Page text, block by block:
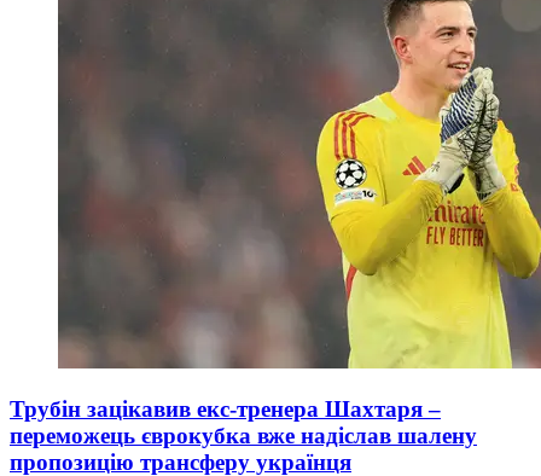
Трубін зацікавив екс-тренера Шахтаря –
переможець єврокубка вже надіслав шалену
пропозицію трансферу українця